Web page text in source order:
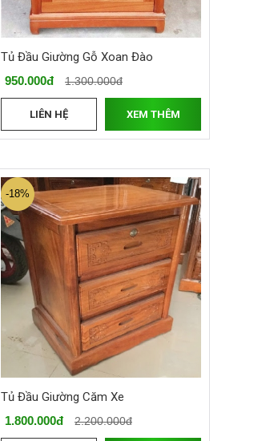
Tủ Đầu Giường Gỗ Xoan Đào
950.000đ 1.300.000đ
LIÊN HỆ XEM THÊM
Tủ Đầu Giường Căm Xe
1.800.000đ 2.200.000đ
-18%